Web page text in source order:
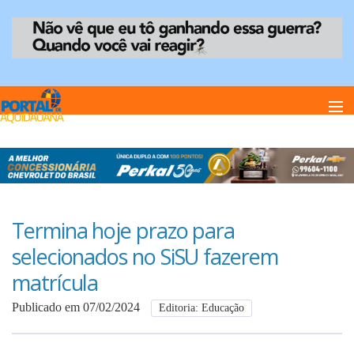
Home
Anuncie
Anuncie
Termina hoje prazo para
selecionados no SiSU fazerem
matrícula
Publicado em 07/02/2024 Editoria: Educação